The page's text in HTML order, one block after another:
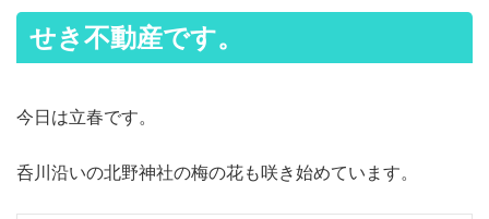
せき不動産です。
今日は立春です。
呑川沿いの北野神社の梅の花も咲き始めています。